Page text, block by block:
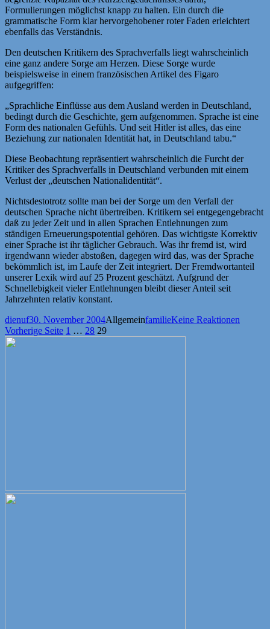
Formulierungen möglichst knapp zu halten. Ein durch die
grammatische Form klar hervorgehobener roter Faden erleichtert
ebenfalls das Verständnis.
Den deutschen Kritikern des Sprachverfalls liegt wahrscheinlich
eine ganz andere Sorge am Herzen. Diese Sorge wurde
beispielsweise in einem französischen Artikel des Figaro
aufgegriffen:
„Sprachliche Einflüsse aus dem Ausland werden in Deutschland,
bedingt durch die Geschichte, gern aufgenommen. Sprache ist eine
Form des nationalen Gefühls. Und seit Hitler ist alles, das eine
Beziehung zur nationalen Identität hat, in Deutschland tabu.“
Diese Beobachtung repräsentiert wahrscheinlich die Furcht der
Kritiker des Sprachverfalls in Deutschland verbunden mit einem
Verlust der „deutschen Nationalidentität“.
Nichtsdestotrotz sollte man bei der Sorge um den Verfall der
deutschen Sprache nicht übertreiben. Kritikern sei entgegengebracht
daß zu jeder Zeit und in allen Sprachen Entlehnungen zum
ständigen Erneuerungspotential gehören. Das wichtigste Korrektiv
einer Sprache ist ihr täglicher Gebrauch. Was ihr fremd ist, wird
irgendwann wieder abstoßen, dagegen wird das, was der Sprache
bekömmlich ist, im Laufe der Zeit integriert. Der Fremdwortanteil
unserer Lexik wird auf 25 Prozent geschätzt. Aufgrund der
Schnellebigkeit vieler Entlehnungen bleibt dieser Anteil seit
Jahrzehnten relativ konstant.
Autor
dienufVeröffentlicht
am
30. November 2004Kategorien
AllgemeinSchlagwörter
familieKeine Reaktionen
Seitennummerierung
der
Vorherige Seite Seite
1 … Seite
28 Seite
29